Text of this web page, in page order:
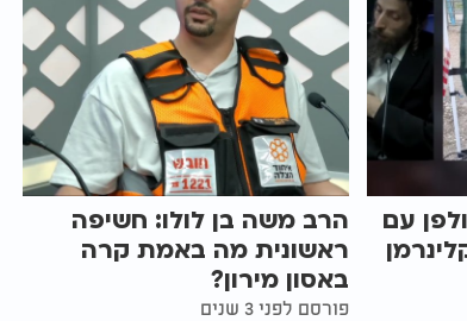
עם
הרב משה בן לולו: חשיפה
ראשונית מה באמת קרה
באסון מירון?
פורסם לפני 3 שנים